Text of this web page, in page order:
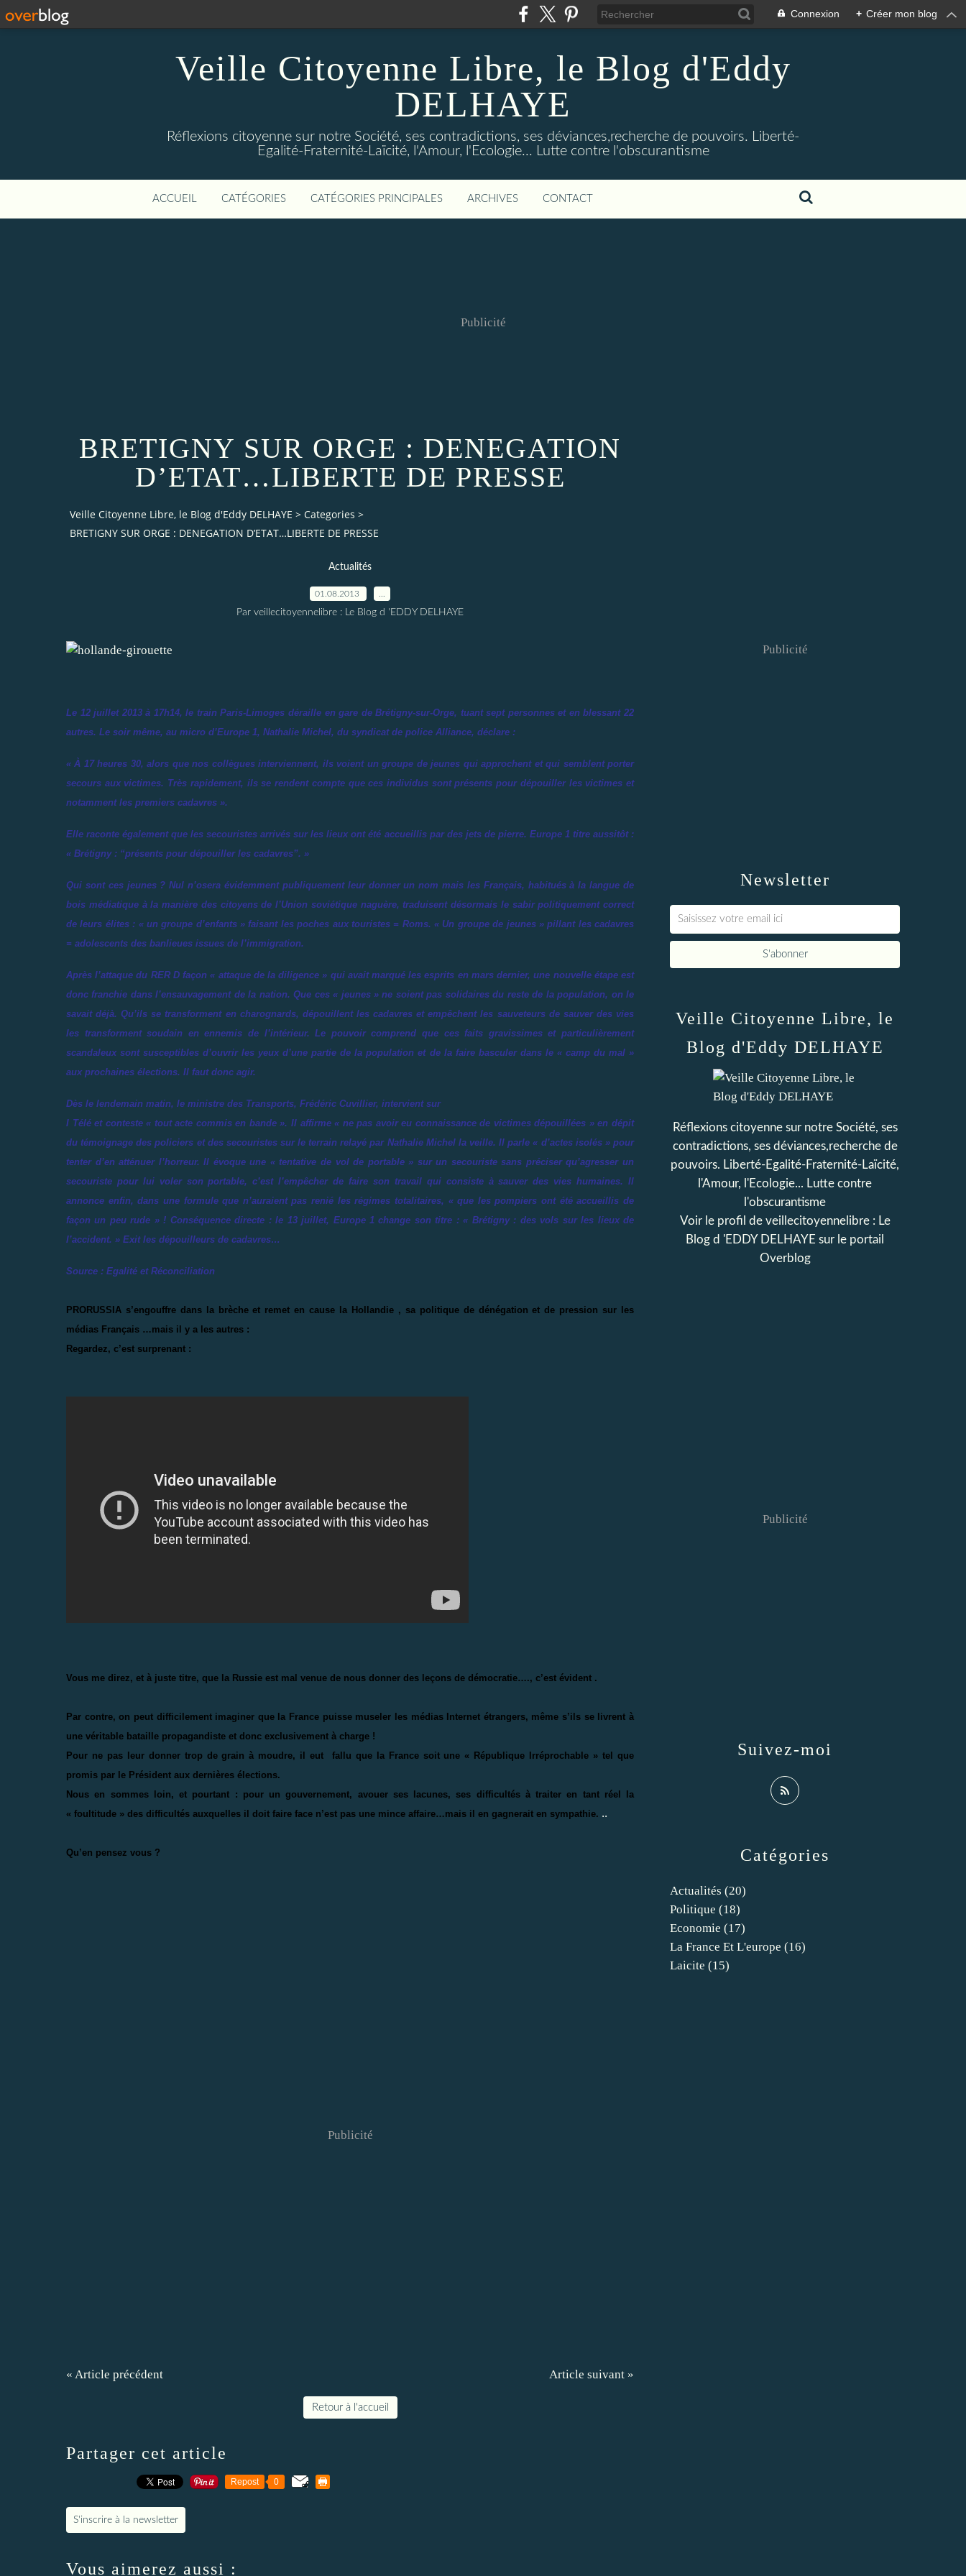
Connexion + Créer mon blog
Veille Citoyenne Libre, le Blog d'Eddy
DELHAYE
Réflexions citoyenne sur notre Société, ses contradictions, ses déviances,recherche de pouvoirs. Liberté-
Egalité-Fraternité-Laïcité, l'Amour, l'Ecologie... Lutte contre l'obscurantisme
ACCUEIL CATÉGORIES CATÉGORIES PRINCIPALES ARCHIVES CONTACT
Publicité
BRETIGNY SUR ORGE : DENEGATION
D’ETAT…LIBERTE DE PRESSE
Veille Citoyenne Libre, le Blog d'Eddy DELHAYE > Categories >
BRETIGNY SUR ORGE : DENEGATION D’ETAT…LIBERTE DE PRESSE
Actualités
01.08.2013
Par veillecitoyennelibre : Le Blog d 'EDDY DELHAYE
Le 12 juillet 2013 à 17h14, le train Paris-Limoges déraille en gare de Brétigny-sur-Orge, tuant sept personnes et en blessant 22
autres. Le soir même, au micro d’Europe 1, Nathalie Michel, du syndicat de police Alliance, déclare :
« À 17 heures 30, alors que nos collègues interviennent, ils voient un groupe de jeunes qui approchent et qui semblent porter
secours aux victimes. Très rapidement, ils se rendent compte que ces individus sont présents pour dépouiller les victimes et
notamment les premiers cadavres ».
Elle raconte également que les secouristes arrivés sur les lieux ont été accueillis par des jets de pierre. Europe 1 titre aussitôt :
« Brétigny : “présents pour dépouiller les cadavres”. »
Qui sont ces jeunes ? Nul n’osera évidemment publiquement leur donner un nom mais les Français, habitués à la langue de
bois médiatique à la manière des citoyens de l’Union soviétique naguère, traduisent désormais le sabir politiquement correct
de leurs élites : « un groupe d’enfants» faisant les poches aux touristes = Roms. « Un groupe de jeunes» pillant les cadavres
= adolescents des banlieues issues de l’immigration.
Après l’attaque du RER D façon « attaque de la diligence » qui avait marqué les esprits en mars dernier, une nouvelle étape est
donc franchie dans l’ensauvagement de la nation. Que ces « jeunes » ne soient pas solidaires du reste de la population, on le
savait déjà. Qu’ils se transforment en charognards, dépouillent les cadavres et empêchent les sauveteurs de sauver des vies
les transforment soudain en ennemis de l’intérieur. Le pouvoir comprend que ces faits gravissimes et particulièrement
scandaleux sont susceptibles d’ouvrir les yeux d’une partie de la population et de la faire basculer dans le « camp du mal »
aux prochaines élections. Il faut donc agir.
Dès le lendemain matin, le ministre des Transports, Frédéric Cuvillier, intervient sur
I Télé et conteste « tout acte commis en bande». Il affirme « ne pas avoir eu connaissance de victimes dépouillées » en dépit
du témoignage des policiers et des secouristes sur le terrain relayé par Nathalie Michel la veille. Il parle « d’actes isolés» pour
tenter d’en atténuer l’horreur. Il évoque une «tentative de vol de portable» sur un secouriste sans préciser qu’agresser un
secouriste pour lui voler son portable, c’est l’empêcher de faire son travail qui consiste à sauver des vies humaines. Il
annonce enfin, dans une formule que n’auraient pas renié les régimes totalitaires, «que les pompiers ont été accueillis de
façon un peu rude » ! Conséquence directe : le 13 juillet, Europe 1 change son titre : « Brétigny : des vols sur les lieux de
l’accident. » Exit les dépouilleurs de cadavres…
Source : Egalité et Réconciliation
PRORUSSIA s’engouffre dans la brèche et remet en cause la Hollandie , sa politique de dénégation et de pression sur les
médias Français …mais il y a les autres :
Regardez, c’est surprenant :
Vous me direz, et à juste titre, que la Russie est mal venue de nous donner des leçons de démocratie…., c’est évident .
Par contre, on peut difficilement imaginer que la France puisse museler les médias Internet étrangers, même s’ils se livrent à
une véritable bataille propagandiste et donc exclusivement à charge !
Pour ne pas leur donner trop de grain à moudre, il eut fallu que la France soit une « République Irréprochable » tel que
promis par le Président aux dernières élections.
Nous en sommes loin, et pourtant : pour un gouvernement, avouer ses lacunes, ses difficultés à traiter en tant réel la
« foultitude » des difficultés auxquelles il doit faire face n’est pas une mince affaire…mais il en gagnerait en sympathie. ..
Qu’en pensez vous ?
Publicité
« Article précédent Article suivant »
Retour à l'accueil
Partager cet article
Repost 0
S'inscrire à la newsletter
Vous aimerez aussi :
Newsletter
Publicité
Catégories
Actualités (20)
Politique (18)
Economie (17)
La France Et L'europe (16)
Laicite (15)
Veille Citoyenne Libre, le
Blog d'Eddy DELHAYE
Réflexions citoyenne sur notre Société, ses
contradictions, ses déviances,recherche de
pouvoirs. Liberté-Egalité-Fraternité-Laïcité,
l'Amour, l'Ecologie... Lutte contre
l'obscurantisme
Voir le profil de veillecitoyennelibre : Le
Blog d 'EDDY DELHAYE sur le portail
Overblog
Suivez-moi
Publicité